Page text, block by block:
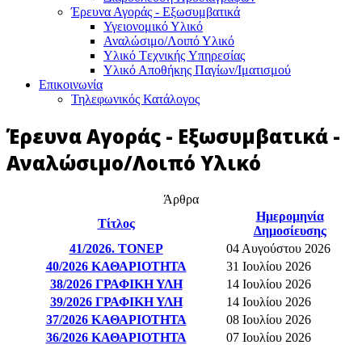
Έρευνα Αγοράς - Εξωσυμβατικά
Υγειονομικό Υλικό
Αναλώσιμο/Λοιπό Υλικό
Υλικό Tεχνικής Yπηρεσίας
Υλικό Αποθήκης Παγίων/Ιματισμού
Επικοινωνία
Τηλεφωνικός Κατάλογος
Έρευνα Αγοράς - Εξωσυμβατικά -
Αναλώσιμο/Λοιπό Υλικό
Άρθρα
Τίτλος
Ημερομηνία
Δημοσίευσης
41/2026. ΤΟΝΕΡ
04 Αυγούστου 2026
40/2026 ΚΑΘΑΡΙΟΤΗΤΑ
31 Ιουλίου 2026
38/2026 ΓΡΑΦΙΚΗ ΥΛΗ
14 Ιουλίου 2026
39/2026 ΓΡΑΦΙΚΗ ΥΛΗ
14 Ιουλίου 2026
37/2026 ΚΑΘΑΡΙΟΤΗΤΑ
08 Ιουλίου 2026
36/2026 ΚΑΘΑΡΙΟΤΗΤΑ
07 Ιουλίου 2026